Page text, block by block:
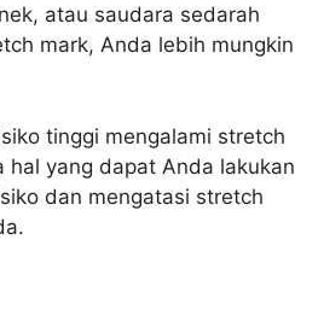
atau saudara sedarah
mark, Anda lebih mungkin
tinggi mengalami stretch
hal yang dapat Anda lakukan
dan mengatasi stretch